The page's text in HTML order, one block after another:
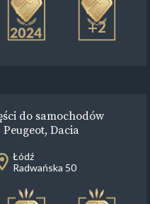
+2
do samochodów
Dacia
Łódź
Radwańska 50